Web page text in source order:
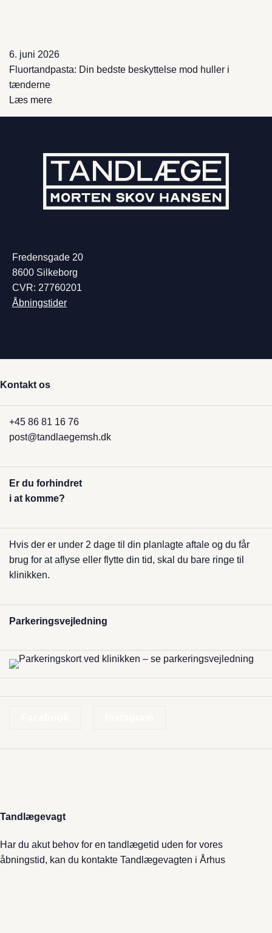
6. juni 2026
Fluortandpasta: Din bedste beskyttelse mod huller i
tænderne
Læs mere
Fredensgade 20
8600 Silkeborg
CVR: 27760201
Åbningstider
Kontakt os
+45 86 81 16 76
post@tandlaegemsh.dk
Er du forhindret
i at komme?
Hvis der er under 2 dage til din planlagte aftale og du får
brug for at aflyse eller​ flytte din tid, skal du bare ringe til
klinikken.
Parkerings­vejledning
Tandlægevagt
Har du akut behov for en tandlægetid uden for vores
åbningstid, kan du kontakte Tandlægevagten i Århus